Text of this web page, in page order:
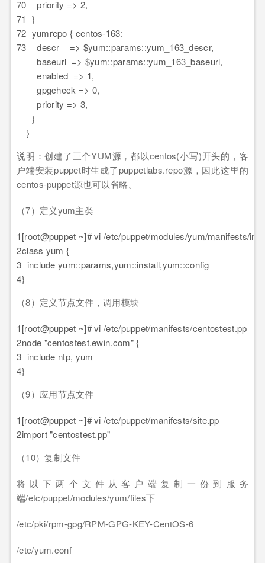
70
71
72
73
priority => 2,
}
yumrepo { centos-163:
descr => $yum::params::yum_163_descr,
baseurl => $yum::params::yum_163_baseurl,
enabled => 1,
gpgcheck => 0,
priority => 3,
}
}
说明：创建了三个YUM源，都以centos(小写)开头的，客
户端安装puppet时生成了puppetlabs.repo源，因此这里的
centos-puppet源也可以省略。
（7）定义yum主类
1
2
3
4
[root@puppet ~]# vi /etc/puppet/modules/yum/manifests/
class yum {
include yum::params,yum::install,yum::config
}
（8）定义节点文件，调用模块
1
2
3
4
[root@puppet ~]# vi /etc/puppet/manifests/centostest.pp
node "centostest.ewin.com" {
include ntp, yum
}
（9）应用节点文件
1
2
[root@puppet ~]# vi /etc/puppet/manifests/site.pp
import "centostest.pp"
（10）复制文件
将以下两个文件从客户端复制一份到服务
端/etc/puppet/modules/yum/files下
/etc/pki/rpm-gpg/RPM-GPG-KEY-CentOS-6
/etc/yum.conf